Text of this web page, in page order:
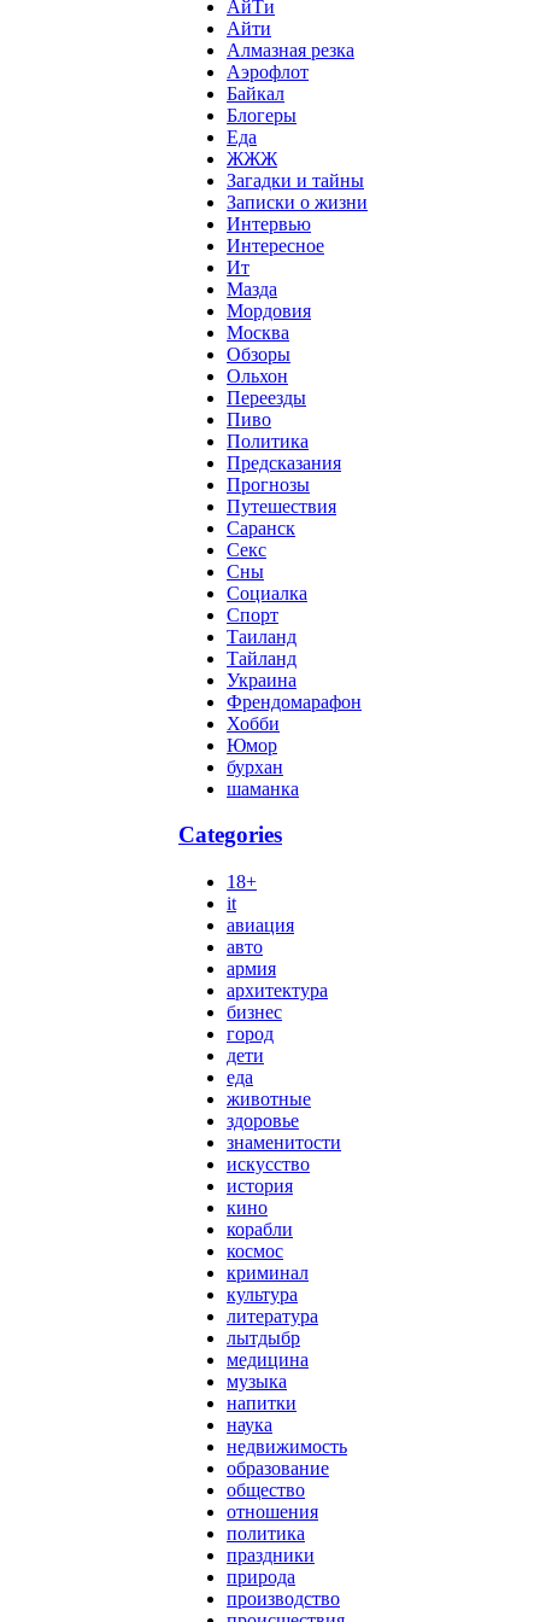
АйТи
Айти
Алмазная резка
Аэрофлот
Байкал
Блогеры
Еда
ЖЖЖ
Загадки и тайны
Записки о жизни
Интервью
Интересное
Ит
Мазда
Мордовия
Москва
Обзоры
Ольхон
Переезды
Пиво
Политика
Предсказания
Прогнозы
Путешествия
Саранск
Секс
Сны
Социалка
Спорт
Таиланд
Тайланд
Украина
Френдомарафон
Хобби
Юмор
бурхан
шаманка
Categories
18+
it
авиация
авто
армия
архитектура
бизнес
город
дети
еда
животные
здоровье
знаменитости
искусство
история
кино
корабли
космос
криминал
культура
литература
лытдыбр
медицина
музыка
напитки
наука
недвижимость
образование
общество
отношения
политика
праздники
природа
производство